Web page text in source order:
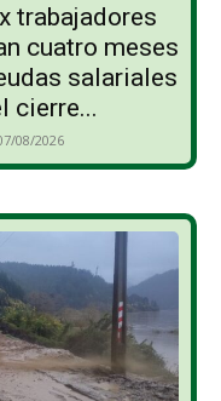
trabajadores
cuatro meses
salariales
cierre...
08/2026